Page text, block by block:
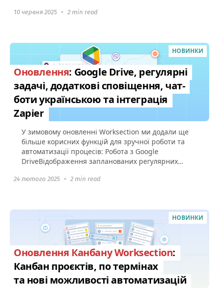
10 червня 2025 • 2 min read
НОВИНКИ
Оновлення: Google Drive, регулярні
задачі, додаткові сповіщення, чат-
боти українською та інтеграція
Zapier
У зимовому оновленні Worksection ми додали ще
більше корисних функцій для зручної роботи та
автоматизації процесів: Робота з Google
DriveВідображення запланованих регулярних
24 лютого 2025 • 2 min read
НОВИНКИ
Оновлення Канбану Worksection:
Канбан проєктів, по термінах
та нові можливості автоматизацій